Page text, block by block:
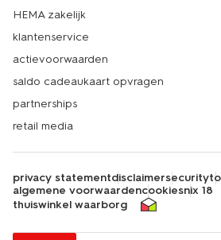
HEMA zakelijk
klantenservice
actievoorwaarden
saldo cadeaukaart opvragen
partnerships
retail media
privacy statementdisclaimersecurity
algemene voorwaardencookiesnix 18
thuiswinkel waarborg